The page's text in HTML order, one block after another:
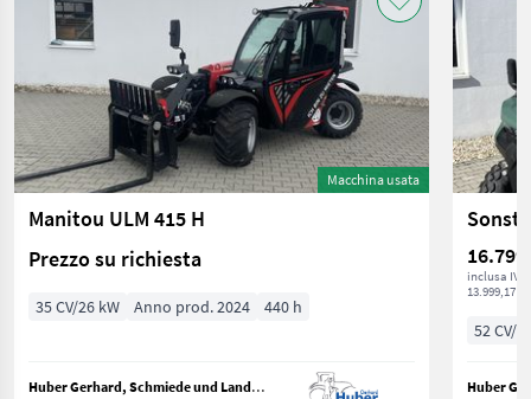
Macchina usata
Manitou ULM 415 H
Prezzo su richiesta
35 CV/26 kW Anno prod. 2024 440 h
Huber Gerhard, Schmiede und Landmaschinen GmbH.
16.799
inclusa IVA
13.999,17 €
52 CV/